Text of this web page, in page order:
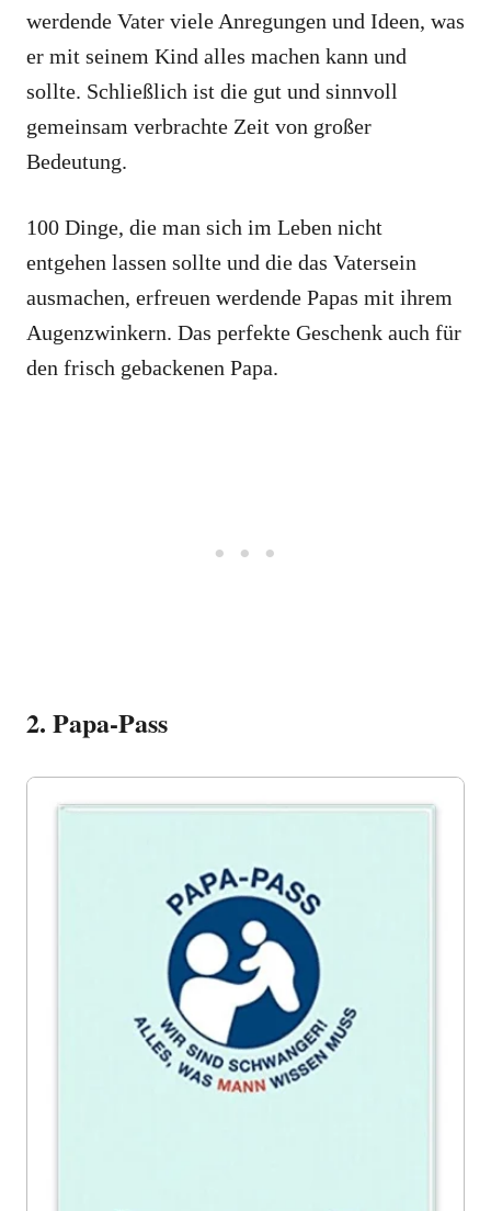
werdende Vater viele Anregungen und Ideen, was
er mit seinem Kind alles machen kann und
sollte. Schließlich ist die gut und sinnvoll
gemeinsam verbrachte Zeit von großer
Bedeutung.
100 Dinge, die man sich im Leben nicht
entgehen lassen sollte und die das Vatersein
ausmachen, erfreuen werdende Papas mit ihrem
Augenzwinkern. Das perfekte Geschenk auch für
den frisch gebackenen Papa.
2. Papa-Pass